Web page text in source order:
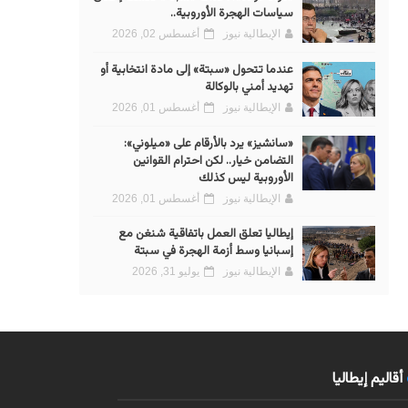
سياسات الهجرة الأوروبية..
الإيطالية نيوز أغسطس 02, 2026
عندما تتحول «سبتة» إلى مادة انتخابية أو
تهديد أمني بالوكالة
الإيطالية نيوز أغسطس 01, 2026
«سانشيز» يرد بالأرقام على «ميلوني»:
التضامن خيار.. لكن احترام القوانين
الأوروبية ليس كذلك
الإيطالية نيوز أغسطس 01, 2026
إيطاليا تعلق العمل باتفاقية شنغن مع
إسبانيا وسط أزمة الهجرة في سبتة
الإيطالية نيوز يوليو 31, 2026
أقاليم إيطاليا